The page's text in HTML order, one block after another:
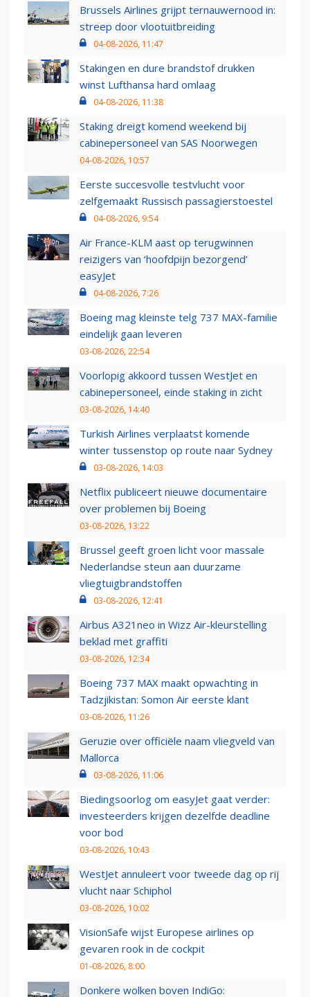
Brussels Airlines grijpt ternauwernood in:
streep door vlootuitbreiding
04-08-2026, 11:47
Stakingen en dure brandstof drukken
winst Lufthansa hard omlaag
04-08-2026, 11:38
Staking dreigt komend weekend bij
cabinepersoneel van SAS Noorwegen
04-08-2026, 10:57
Eerste succesvolle testvlucht voor
zelfgemaakt Russisch passagierstoestel
04-08-2026, 9:54
Air France-KLM aast op terugwinnen
reizigers van ‘hoofdpijn bezorgend’
easyJet
04-08-2026, 7:26
Boeing mag kleinste telg 737 MAX-familie
eindelijk gaan leveren
03-08-2026, 22:54
Voorlopig akkoord tussen WestJet en
cabinepersoneel, einde staking in zicht
03-08-2026, 14:40
Turkish Airlines verplaatst komende
winter tussenstop op route naar Sydney
03-08-2026, 14:03
Netflix publiceert nieuwe documentaire
over problemen bij Boeing
03-08-2026, 13:22
Brussel geeft groen licht voor massale
Nederlandse steun aan duurzame
vliegtuigbrandstoffen
03-08-2026, 12:41
Airbus A321neo in Wizz Air-kleurstelling
beklad met graffiti
03-08-2026, 12:34
Boeing 737 MAX maakt opwachting in
Tadzjikistan: Somon Air eerste klant
03-08-2026, 11:26
Geruzie over officiële naam vliegveld van
Mallorca
03-08-2026, 11:06
Biedingsoorlog om easyJet gaat verder:
investeerders krijgen dezelfde deadline
voor bod
03-08-2026, 10:43
WestJet annuleert voor tweede dag op rij
vlucht naar Schiphol
03-08-2026, 10:02
VisionSafe wijst Europese airlines op
gevaren rook in de cockpit
01-08-2026, 8:00
Donkere wolken boven IndiGo: